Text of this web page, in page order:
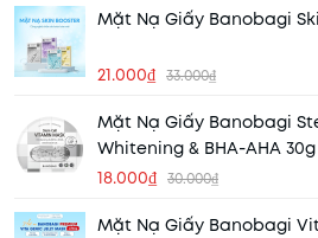
Mặt Nạ Giấy Banobagi
21.000₫ 33.000₫
Mặt Nạ Giấy Banobagi
Whitening & BHA-AHA
Bào Chết)
18.000₫ 30.000₫
Mặt Nạ Giấy Banobagi